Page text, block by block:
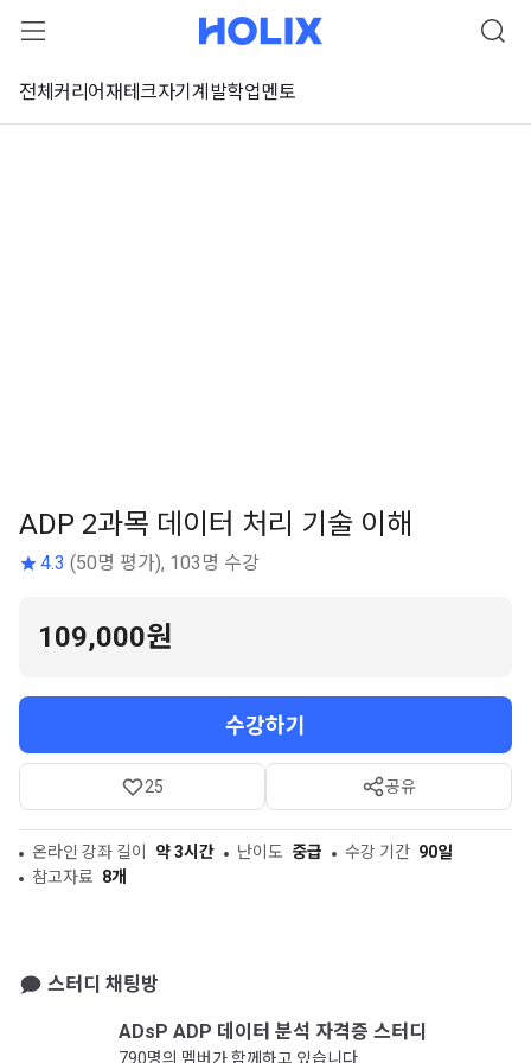
전체 커리어재테크자기계발학업멘토
좌 미리보기
ADP 2과목 데이터 처리 기술 이해
4.3 (50명 평가), 103명 수강
109,000원
수강하기
25 공유
온라인 강좌 길이 약 3시간 난이도 중급 수강 기간 90일
참고자료 8개
스터디 채팅방
ADsP ADP 데이터 분석 자격증 스터디
790명의 멤버가 함께하고 있습니다.